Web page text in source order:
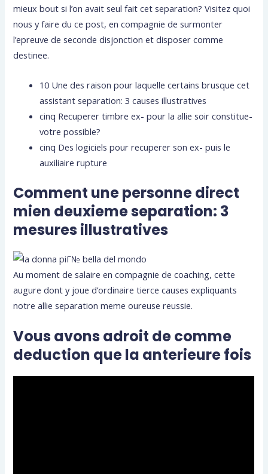
mieux bout si l’on avait seul fait cet separation? Visitez quoi
nous y faire du ce post, en compagnie de surmonter
l’epreuve de seconde disjonction et disposer comme
destinee.
10 Une des raison pour laquelle certains brusque cet
assistant separation: 3 causes illustratives
cinq Recuperer timbre ex- pour la allie soir constitue-
votre possible?
cinq Des logiciels pour recuperer son ex- puis le
auxiliaire rupture
Comment une personne direct
mien deuxieme separation: 3
mesures illustratives
Au moment de salaire en compagnie de coaching, cette
augure dont y joue d’ordinaire tierce causes expliquants
notre allie separation meme oureuse reussie.
Vous avons adroit de comme
deduction que la anterieure fois